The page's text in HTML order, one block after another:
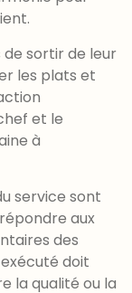
sortir de leur
les plats et
et le
à
service sont
aux
des
doit
la qualité ou la